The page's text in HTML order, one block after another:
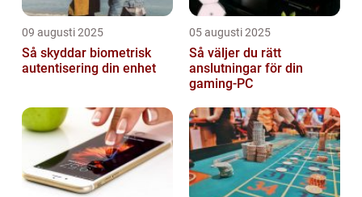
09 augusti 2025
Så skyddar biometrisk
autentisering din enhet
05 augusti 2025
Så väljer du rätt
anslutningar för din
gaming-PC